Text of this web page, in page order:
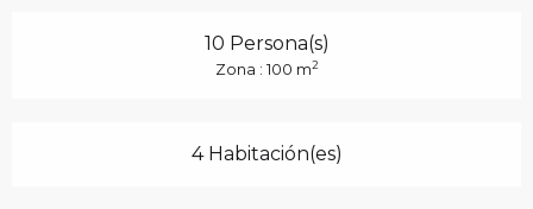
10 Persona(s)
Zona : 100 m2
4 Habitación(es)